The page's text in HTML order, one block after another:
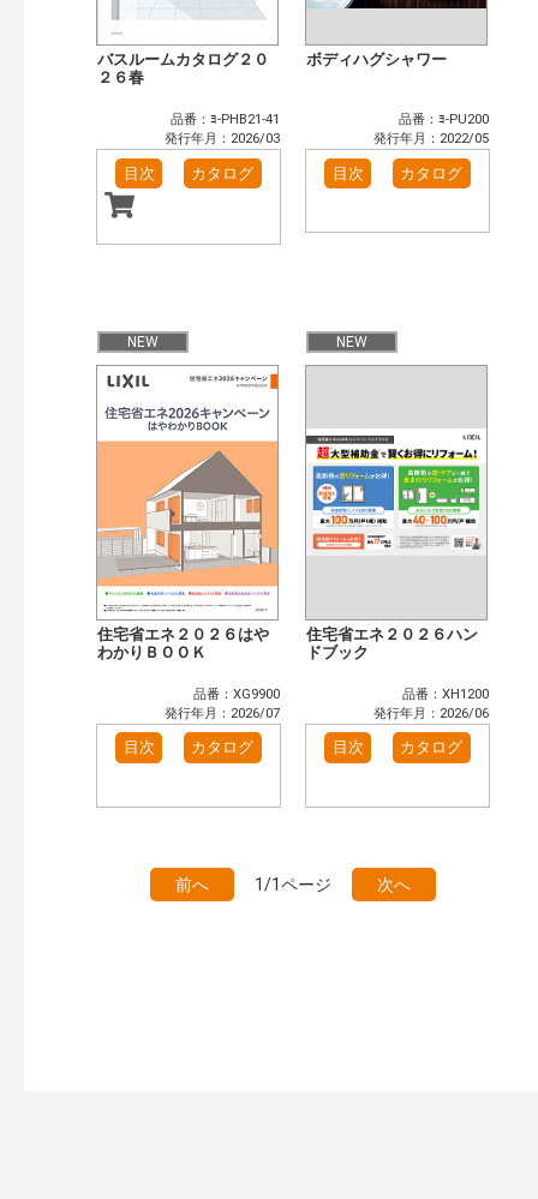
バスルームカタログ２０
２６春
品番：ﾖ-PHB21-41
発行年月：2026/03
目次 カタログ
ボディハグシャワー
品番：ﾖ-PU200
発行年月：2022/05
目次 カタログ
NEW
住宅省エネ２０２６はや
わかりＢＯＯＫ
品番：XG9900
発行年月：2026/07
目次 カタログ
NEW
住宅省エネ２０２６ハン
ドブック
品番：XH1200
発行年月：2026/06
目次 カタログ
前へ 1/1ページ 次へ